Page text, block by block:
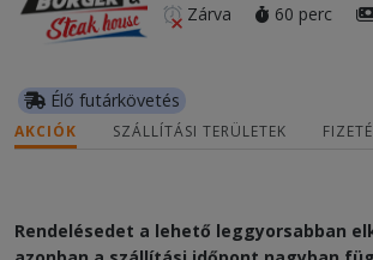
Zárva
60 perc
Élő futárkövetés
AKCIÓK SZÁLLÍTÁSI TERÜLETEK
Rendelésedet a lehető leggyorsabban